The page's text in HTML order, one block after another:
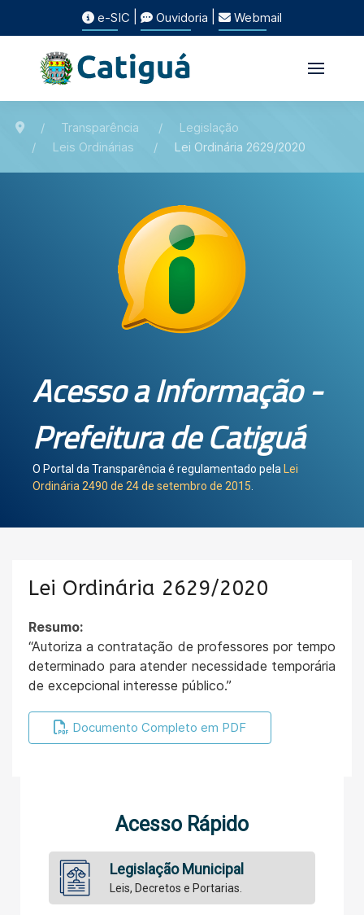
e-SIC Ouvidoria Webmail
Transparência
Legislação
Leis Ordinárias
Lei Ordinária 2629/2020
Acesso a Informação -
Prefeitura de Catiguá
O Portal da Transparência é regulamentado pela Lei
Ordinária 2490 de 24 de setembro de 2015
Lei Ordinária 2629/2020
Resumo:
“Autoriza a contratação de professores por tempo
determinado para atender necessidade temporária
de excepcional interesse público.”
Documento Completo em PDF
Acesso Rápido
Legislação Municipal
Leis, Decretos e Portarias.